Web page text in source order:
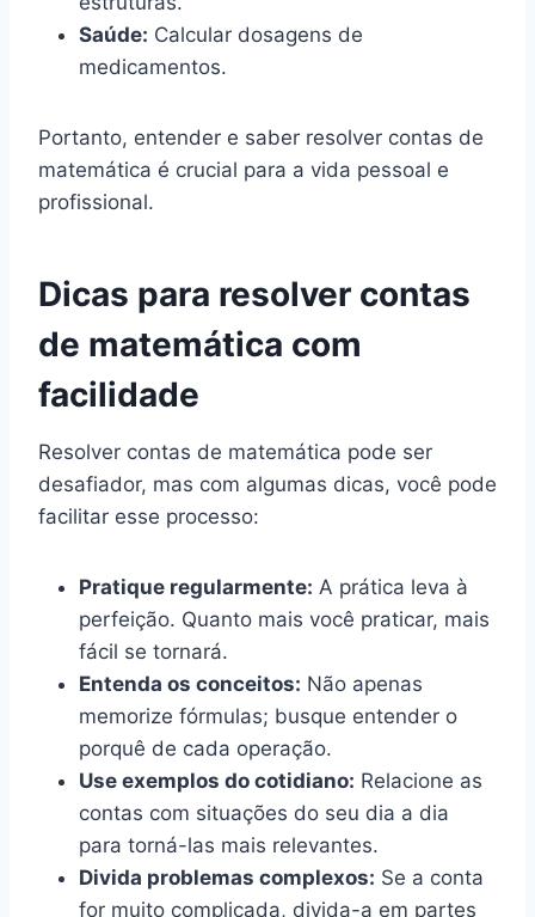
Saúde: Calcular dosagens de
medicamentos.
Portanto, entender e saber resolver contas de
matemática é crucial para a vida pessoal e
profissional.
Dicas para resolver contas
de matemática com
facilidade
Resolver contas de matemática pode ser
desafiador, mas com algumas dicas, você pode
facilitar esse processo:
Pratique regularmente: A prática leva à
perfeição. Quanto mais você praticar, mais
fácil se tornará.
Entenda os conceitos: Não apenas
memorize fórmulas; busque entender o
porquê de cada operação.
Use exemplos do cotidiano: Relacione as
contas com situações do seu dia a dia
para torná-las mais relevantes.
Divida problemas complexos: Se a conta
for muito complicada, divida-a em partes